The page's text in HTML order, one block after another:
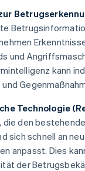
und
kann
Technologie
die den
sich schnell an
anpasst. Dies
der